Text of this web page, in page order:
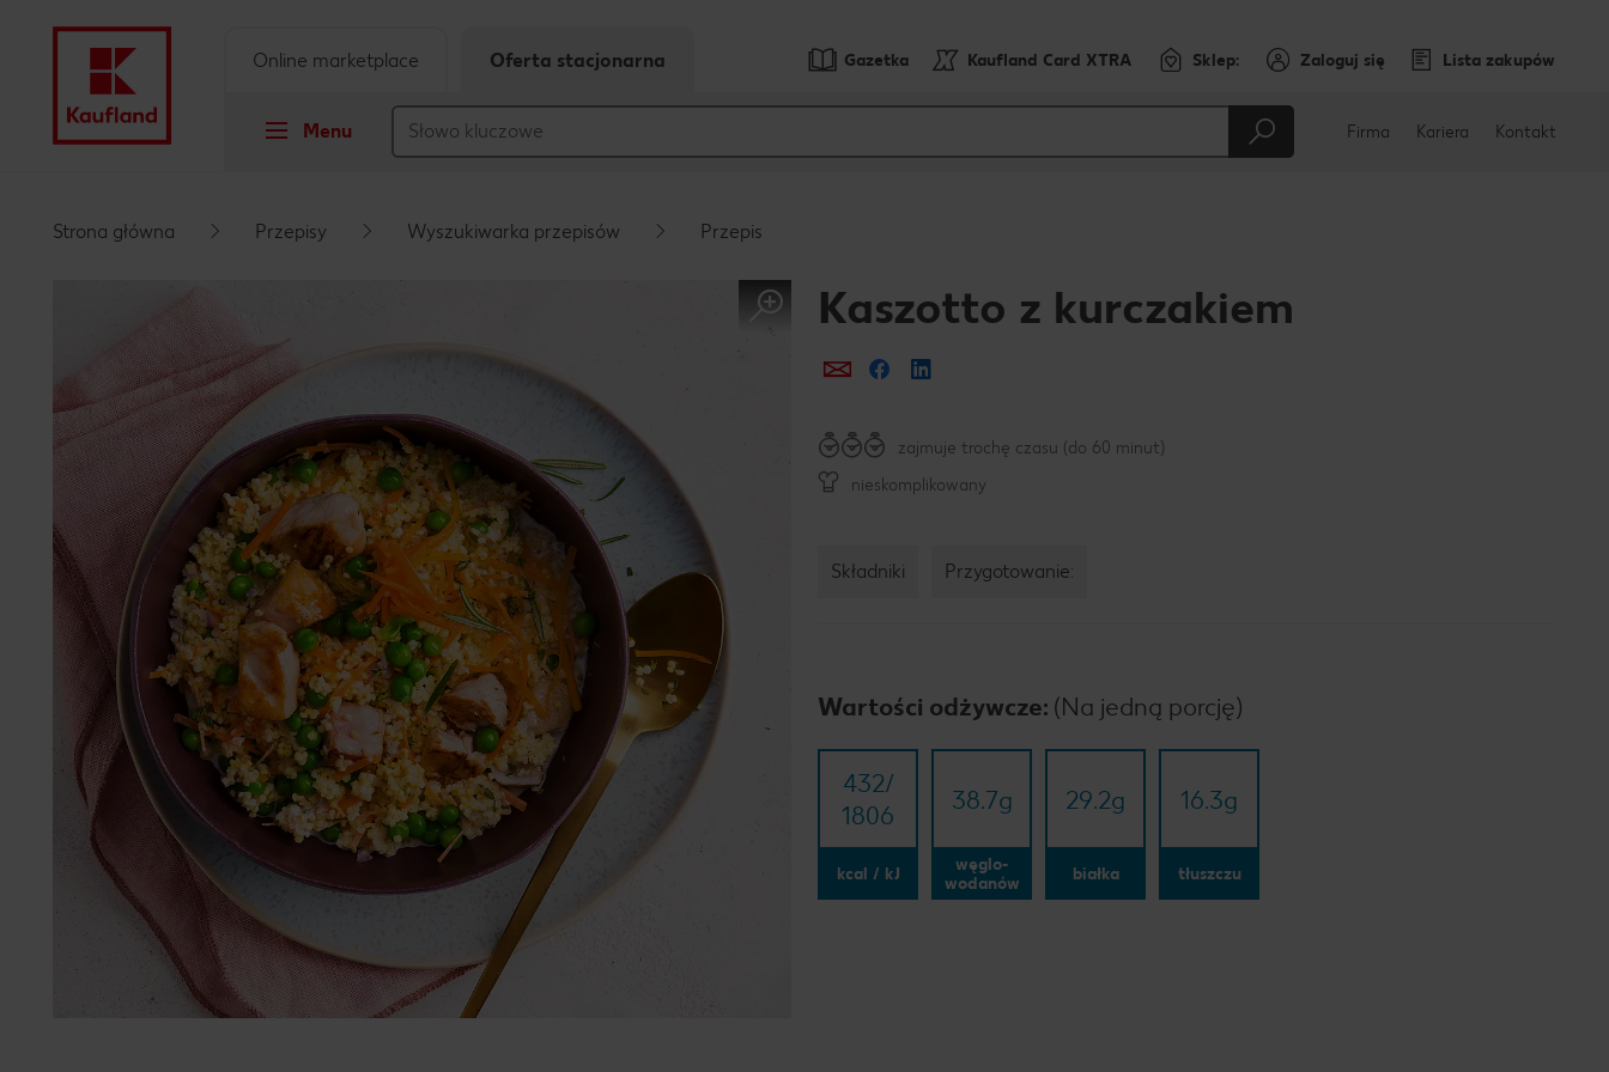
Pływający pasek boczny
Gazetka Kaufland Card XTRA Sklep: Zaloguj się Lista zakupów
Menu
Online marketplace Oferta stacjonarna
Firma Kariera Kontakt
Strona główna Przepisy Wyszukiwarka przepisów Przepis
Kaszotto z kurczakiem
Prześlij e-mailem
Udostępnij na Facebooku
zajmuje trochę czasu (do 60 minut)
nieskomplikowany
Składniki Przygotowanie:
Wartości odżywcze: (Na jedną porcję)
432/​
1806
kcal / kJ
38.7g
węglo-
wodanów
29.2g
białka
16.3g
tłuszczu